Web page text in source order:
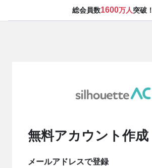
総会員数1600万人突破！
無料アカウント作成
メールアドレスで登録